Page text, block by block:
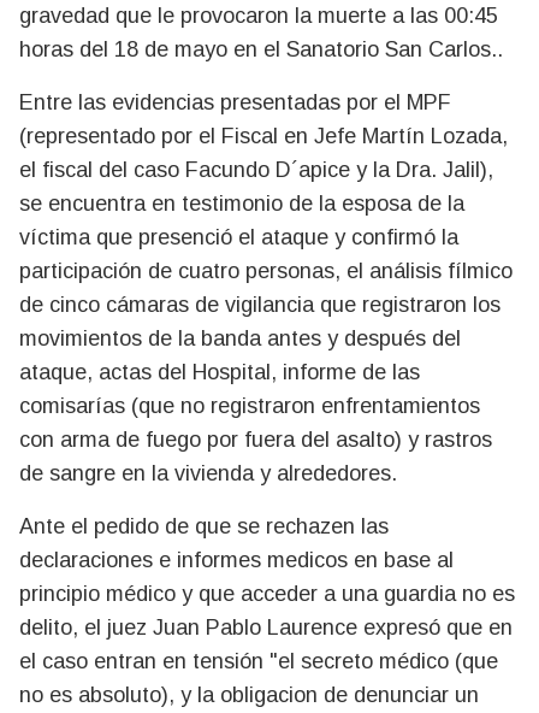
gravedad que le provocaron la muerte a las 00:45
horas del 18 de mayo en el Sanatorio San Carlos..
Entre las evidencias presentadas por el MPF
(representado por el Fiscal en Jefe Martín Lozada,
el fiscal del caso Facundo D´apice y la Dra. Jalil),
se encuentra en testimonio de la esposa de la
víctima que presenció el ataque y confirmó la
participación de cuatro personas, el análisis fílmico
de cinco cámaras de vigilancia que registraron los
movimientos de la banda antes y después del
ataque, actas del Hospital, informe de las
comisarías (que no registraron enfrentamientos
con arma de fuego por fuera del asalto) y rastros
de sangre en la vivienda y alrededores.
Ante el pedido de que se rechazen las
declaraciones e informes medicos en base al
principio médico y que acceder a una guardia no es
delito, el juez Juan Pablo Laurence expresó que en
el caso entran en tensión "el secreto médico (que
no es absoluto), y la obligacion de denunciar un